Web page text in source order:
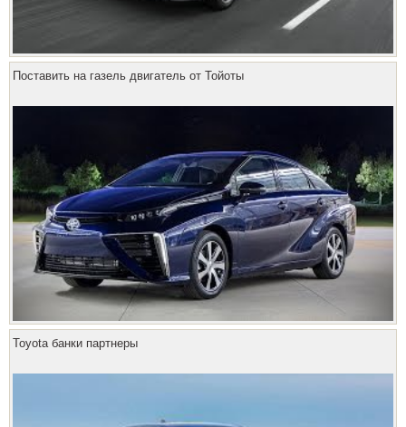
Поставить на газель двигатель от Тойоты
Toyota банки партнеры